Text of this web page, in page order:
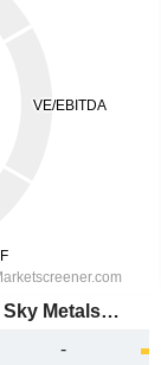
Sky Metals Limited
-